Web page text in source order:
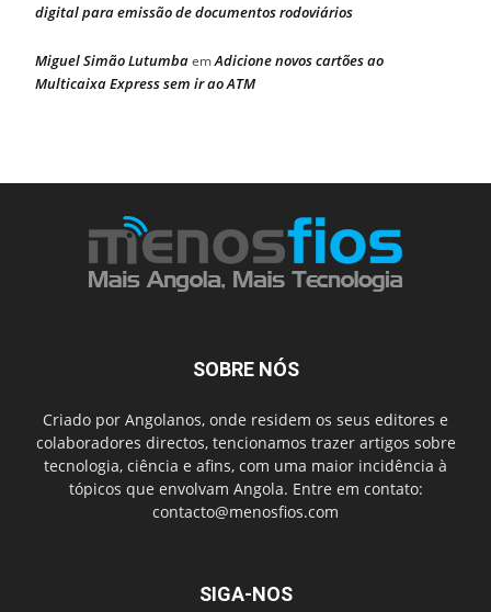
digital para emissão de documentos rodoviários
Miguel Simão LutumbaemAdicione novos cartões ao
Multicaixa Express sem ir ao ATM
SOBRE NÓS
Criado por Angolanos, onde residem os seus editores e
colaboradores directos, tencionamos trazer artigos sobre
tecnologia, ciência e afins, com uma maior incidência à
tópicos que envolvam Angola. Entre em contato:
contacto@menosfios.com
SIGA-NOS